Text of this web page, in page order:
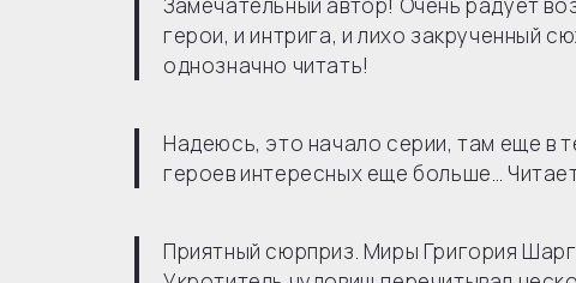
герои, и интрига, и лихо закрученный
однозначно читать!
Надеюсь, это начало серии, там еще в
героев интересных еще больше…
Приятный сюрприз. Миры Григория